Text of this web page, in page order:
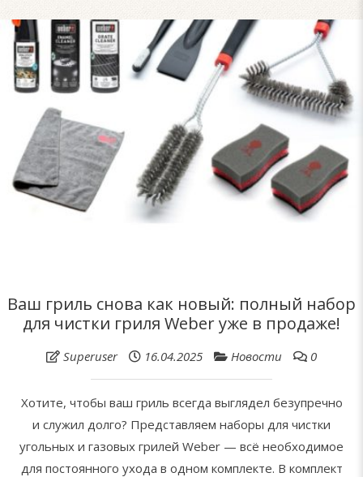
Ваш гриль снова как новый: полный набор
для чистки гриля Weber уже в продаже!
Superuser 16.04.2025 Новости 0
Хотите, чтобы ваш гриль всегда выглядел безупречно
и служил долго? Представляем наборы для чистки
угольных и газовых грилей Weber — всё необходимое
для постоянного ухода в одном комплекте.​ В комплект